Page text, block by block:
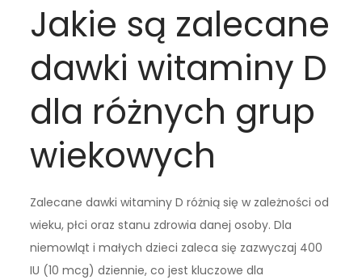
Jakie są zalecane
dawki witaminy D
dla różnych grup
wiekowych
Zalecane dawki witaminy D różnią się w zależności od
wieku, płci oraz stanu zdrowia danej osoby. Dla
niemowląt i małych dzieci zaleca się zazwyczaj 400
IU (10 mcg) dziennie, co jest kluczowe dla